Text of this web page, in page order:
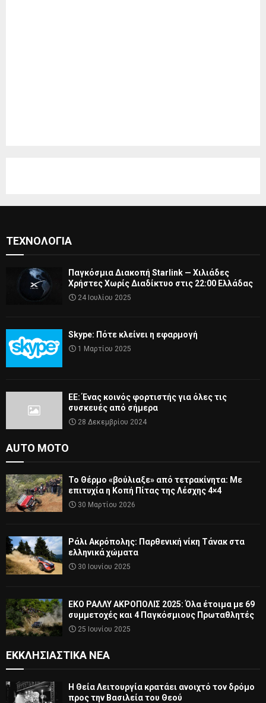
ΤΕΧΝΟΛΟΓΊΑ
Παγκόσμια Διακοπή Starlink — Χιλιάδες
Χρήστες Χωρίς Διαδίκτυο στις 22:00 Ελλάδας
24 Ιουλίου 2025
Skype: Πότε κλείνει η εφαρμογή
1 Μαρτίου 2025
ΕΕ: Ένας κοινός φορτιστής για όλες τις
συσκευές από σήμερα
28 Δεκεμβρίου 2024
AUTO MOTO
Το Θέρμο «βούλιαξε» από τετρακίνητα: Με
επιτυχία η Κοπή Πίτας της Λέσχης 4×4
30 Μαρτίου 2026
Ράλι Ακρόπολης: Παρθενική νίκη Τάνακ στα
ελληνικά χώματα
30 Ιουνίου 2025
ΕΚΟ ΡΑΛΛΥ ΑΚΡΟΠΟΛΙΣ 2025: Όλα έτοιμα με 69
συμμετοχές και 4 Παγκόσμιους Πρωταθλητές
25 Ιουνίου 2025
ΕΚΚΛΗΣΙΑΣΤΙΚΆ ΝΈΑ
Η Θεία Λειτουργία κρατάει ανοιχτό τον δρόμο
προς την Βασιλεία του Θεού